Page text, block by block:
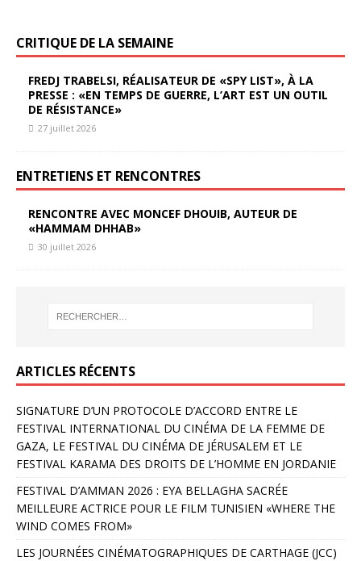
CRITIQUE DE LA SEMAINE
FREDJ TRABELSI, RÉALISATEUR DE «SPY LIST», À LA
PRESSE : «EN TEMPS DE GUERRE, L’ART EST UN OUTIL
DE RÉSISTANCE»
27 juillet 2026
ENTRETIENS ET RENCONTRES
RENCONTRE AVEC MONCEF DHOUIB, AUTEUR DE
«HAMMAM DHHAB»
30 juillet 2026
ARTICLES RÉCENTS
SIGNATURE D’UN PROTOCOLE D’ACCORD ENTRE LE
FESTIVAL INTERNATIONAL DU CINÉMA DE LA FEMME DE
GAZA, LE FESTIVAL DU CINÉMA DE JÉRUSALEM ET LE
FESTIVAL KARAMA DES DROITS DE L’HOMME EN JORDANIE
FESTIVAL D’AMMAN 2026 : EYA BELLAGHA SACRÉE
MEILLEURE ACTRICE POUR LE FILM TUNISIEN «WHERE THE
WIND COMES FROM»
LES JOURNÉES CINÉMATOGRAPHIQUES DE CARTHAGE (JCC)